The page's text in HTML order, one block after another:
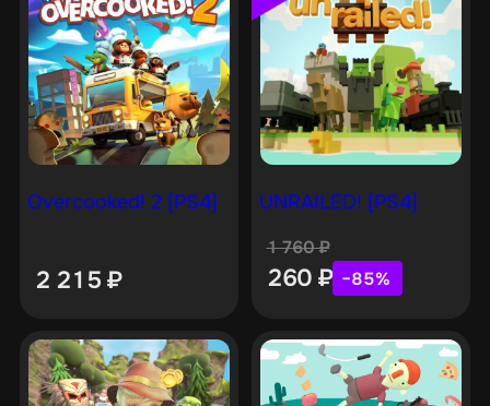
Overcooked! 2 [PS4]
2 215 ₽
UNRAILED! [PS4]
1 760₽
260 ₽ −85%